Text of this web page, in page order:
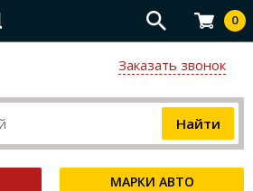
0
Заказать звонок
МАРКИ АВТО